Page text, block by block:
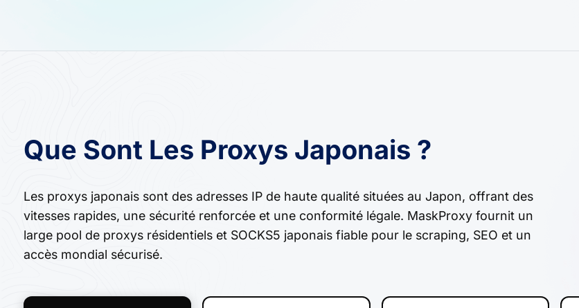
Que Sont Les Proxys Japonais ?
Les proxys japonais sont des adresses IP de haute qualité situées au Japon, offrant des
vitesses rapides, une sécurité renforcée et une conformité légale. MaskProxy fournit un
large pool de proxys résidentiels et SOCKS5 japonais fiable pour le scraping, SEO et un
accès mondial sécurisé.